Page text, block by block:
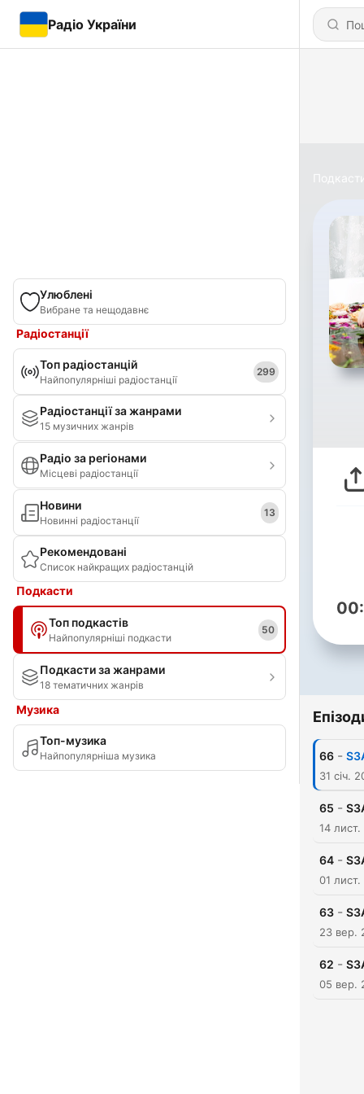
Радіо України
Улюблені
Вибране та нещодавнє
Радіостанції
Топ радіостанцій
Найпопулярніші радіостанції
299
Радіостанції за жанрами
15 музичних жанрів
Радіо за регіонами
Місцеві радіостанції
Новини
Новинні радіостанції
13
Рекомендовані
Список найкращих радіостанцій
Подкасти
Топ подкастів
Найпопулярніші подкасти
50
Подкасти за жанрами
18 тематичних жанрів
Музика
Топ-музика
Найпопулярніша музика 66 -
31 січ.
65 -
14 лист.
64 -
01 лист.
63 -
23 вер.
62 -
05 вер.